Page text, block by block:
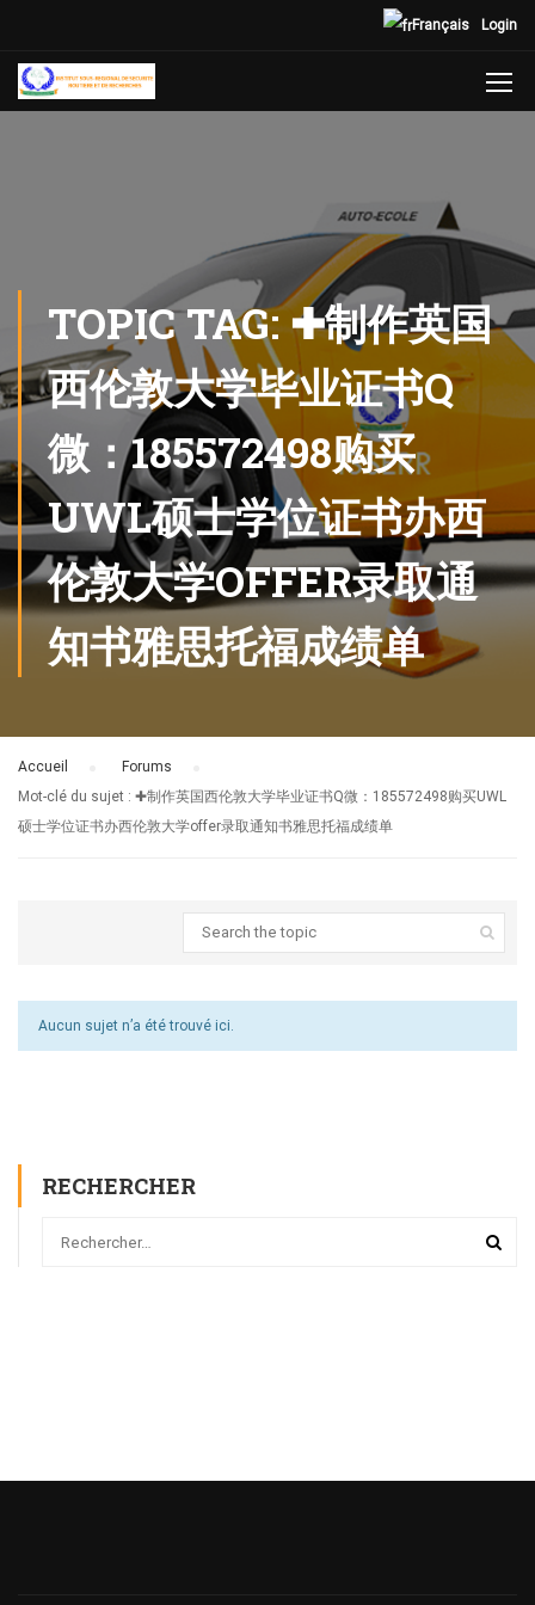
Login
Français
TOPIC TAG: ✚制作英国
西伦敦大学毕业证书Q
微：185572498购买
UWL硕士学位证书办西
伦敦大学OFFER录取通
知书雅思托福成绩单
Accueil Forums
Mot-clé du sujet : ✚制作英国西伦敦大学毕业证书Q微：185572498购买UWL
硕士学位证书办西伦敦大学offer录取通知书雅思托福成绩单
Aucun sujet n’a été trouvé ici.
RECHERCHER